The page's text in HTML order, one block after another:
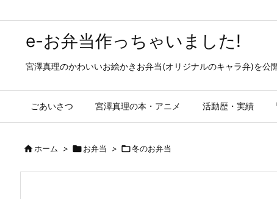
e-お弁当作っちゃいました!
宮澤真理のかわいいお絵かきお弁当(オリジナルのキャラ弁)を
ごあいさつ 宮澤真理の本・アニメ 活動歴・実績
ホーム > お弁当 > 冬のお弁当